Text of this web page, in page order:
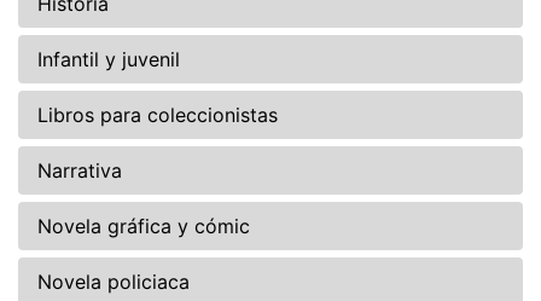
Infantil y juvenil
Libros para coleccionistas
Narrativa
Novela gráfica y cómic
Novela policiaca